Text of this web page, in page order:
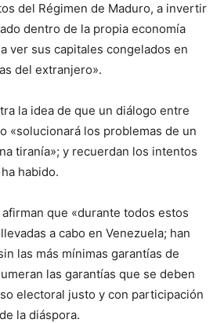
del Régimen de Maduro, a invertir
dentro de la propia economía
ver sus capitales congelados en
del extranjero».
la idea de que un diálogo entre
«solucionará los problemas de un
tiranía»; y recuerdan los intentos
habido.
que «durante todos estos
a cabo en Venezuela; han
las más mínimas garantías de
las garantías que se deben
electoral justo y con participación
la diáspora.